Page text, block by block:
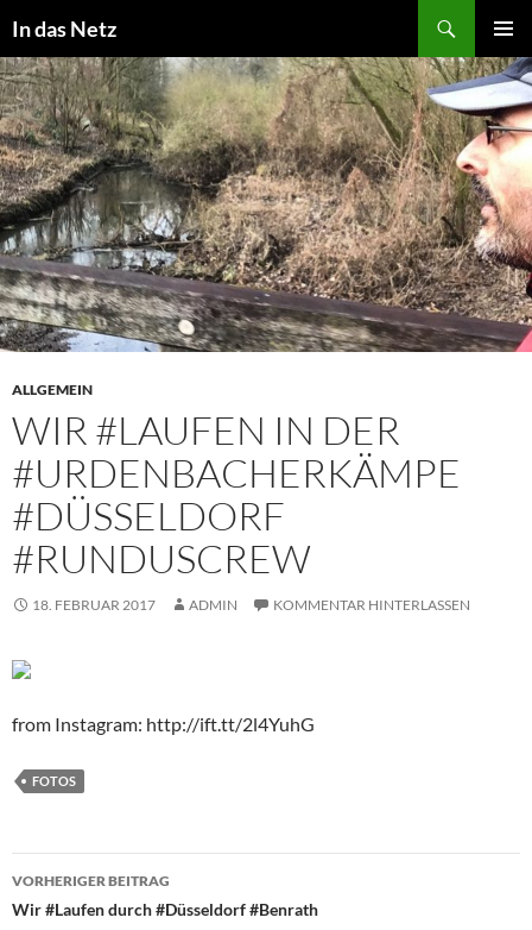
Inhalt
springen
In das Netz
MENÜ
ALLGEMEIN
WIR #LAUFEN IN DER
#URDENBACHERKÄMPE
#DÜSSELDORF
#RUNDUSCREW
18. FEBRUAR 2017 ADMIN KOMMENTAR HINTERLASSEN
from Instagram: http://ift.tt/2l4YuhG
FOTOS
Beitragsnavigation
VORHERIGER BEITRAG
Wir #Laufen durch #Düsseldorf #Benrath